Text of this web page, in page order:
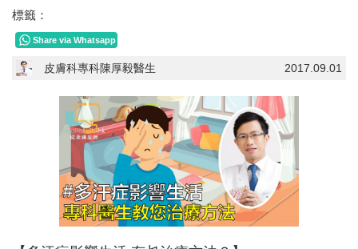
標籤：
Share via Whatsapp
2017.09.01
皮膚科專科陳厚毅醫生